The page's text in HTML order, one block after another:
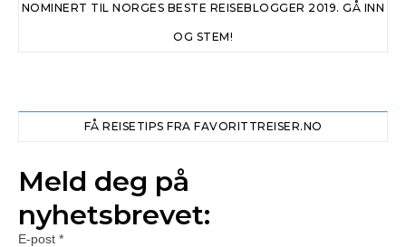
NOMINERT TIL NORGES BESTE REISEBLOGGER 2019. GÅ INN
OG STEM!
FÅ REISETIPS FRA FAVORITTREISER.NO
Meld deg på
nyhetsbrevet:
E-post *